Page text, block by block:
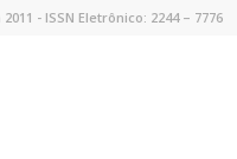
- ISSN Eletrônico: 2244 – 7776